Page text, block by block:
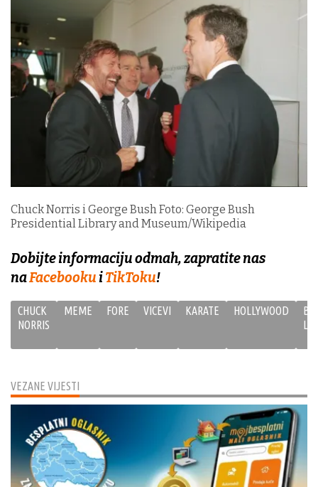
VEZANE VIJESTI
Chuck Norris i George Bush Foto: George Bush
Presidential Library and Museum/Wikipedia
Dobijte informaciju odmah, zapratite nas
naFacebookuiTikToku!
CHUCK
NORRIS
MEME FORE VICEVI KARATE HOLLYWOOD